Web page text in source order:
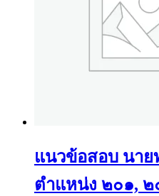
แนวข้อสอบ นา
ตำแหน่ง ๒๐๑,